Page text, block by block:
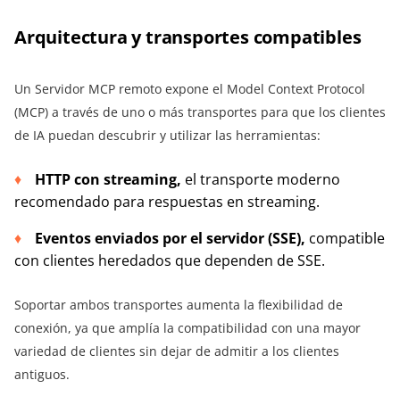
Arquitectura y transportes compatibles
Un Servidor MCP remoto expone el Model Context Protocol
(MCP) a través de uno o más transportes para que los clientes
de IA puedan descubrir y utilizar las herramientas:
HTTP con streaming, el transporte moderno
recomendado para respuestas en streaming.
Eventos enviados por el servidor (SSE), compatible
con clientes heredados que dependen de SSE.
Soportar ambos transportes aumenta la flexibilidad de
conexión, ya que amplía la compatibilidad con una mayor
variedad de clientes sin dejar de admitir a los clientes
antiguos.